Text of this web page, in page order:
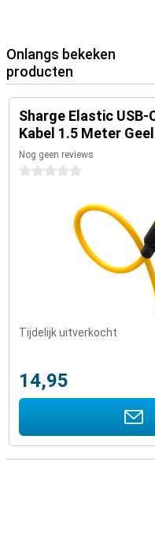
Onlangs bekeken
producten
Sharge Elastic USB-
Kabel 1.5 Meter Geel
Nog geen reviews
0 sterren
Tijdelijk uitverkocht
14,95